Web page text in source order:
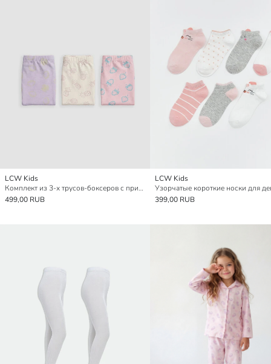
LCW Kids
Комплект из 3-х трусов-боксеров с принтом для девочек
499,00 RUB
LCW Kids
399,00 RUB